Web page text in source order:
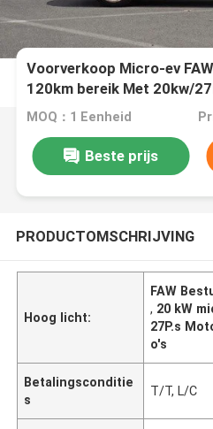
Voorverkoop Micro-ev
120km bereik Met 20kw/
Elektriciteit 3deurs/4zitjes
MOQ：1 Eenheid
Beste prijs
PRODUCTOMSCHRIJVING
Hoog licht:
FAW
, 20 kW
27P.s
o's
Betalingsconditie
s
T/T, L/C